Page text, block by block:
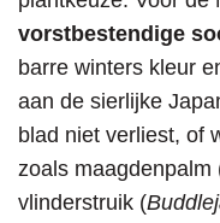
vorstbestendige
barre winters kleur
aan de sierlijke
blad niet verliest, of
zoals maagdenpalm
vlinderstruik (